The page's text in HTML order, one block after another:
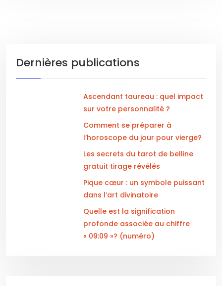
Dernières publications
Ascendant taureau : quel impact
sur votre personnalité ?
Comment se préparer à
l’horoscope du jour pour vierge?
Les secrets du tarot de belline
gratuit tirage révélés
Pique cœur : un symbole puissant
dans l’art divinatoire
Quelle est la signification
profonde associée au chiffre
« 09:09 »? (numéro)